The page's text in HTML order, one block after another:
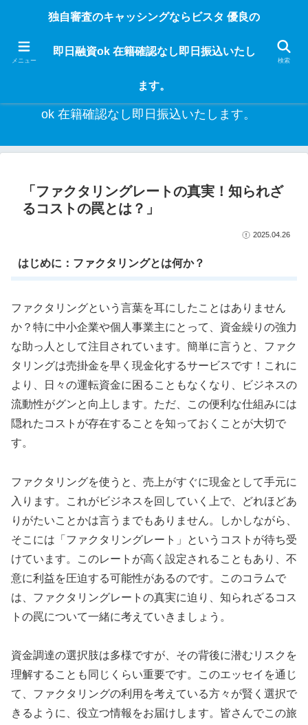
独自審査のフリーローンならビスタなら24時間365日 在籍確認なしで借りれる
な入用があっても安心！融資率97％！仕事をしている人ならブラックでも給料
日返済の１ヶ月融資で借りられるから安心！
独自審査のキャッシングならビスタ 優良の即日融資
ok 在籍確認なし即日振込いたします。
「ファクタリングレートの真実！知られざ
るコストの罠とは？」
2025.04.26
はじめに：ファクタリングとは何か？
ファクタリングという言葉を耳にしたことはありません
か？特に中小企業や個人事業主にとって、資金繰りの強力
な助っ人として注目されています。簡単に言うと、ファク
タリングは売掛金を早く現金化するサービスです！これに
より、日々の運転資金に困ることもなくなり、ビジネスの
流動性がグンと向上します。ただ、この便利な仕組みには
隠れたコストが存在することを知っておくことが大切で
す。
ファクタリングを使うと、売上がすぐに現金として手元に
入ります。これがビジネスを回していく上で、どれほどあ
りがたいことかは言うまでもありません。しかしながら、
そこには「ファクタリングレート」というコストが待ち受
けています。このレートが高く設定されることもあり、不
意に利益を圧迫する可能性があるのです。このコラムで
は、ファクタリングレートの真実に迫り、知られざるコス
トの罠について一緒に考えていきましょう。
資金調達の選択肢は多様ですが、その背後に潜むリスクを
理解することも同じくらい重要です。このエッセイを通じ
て、ファクタリングの利用を考えている方々が賢く選択で
きるように、役立つ情報をお届けします。皆さんでこの旅
メニュー
独自審査のキャッシングならビスタ 優良の
即日融資ok 在籍確認なし即日振込いたし
ます。
検索